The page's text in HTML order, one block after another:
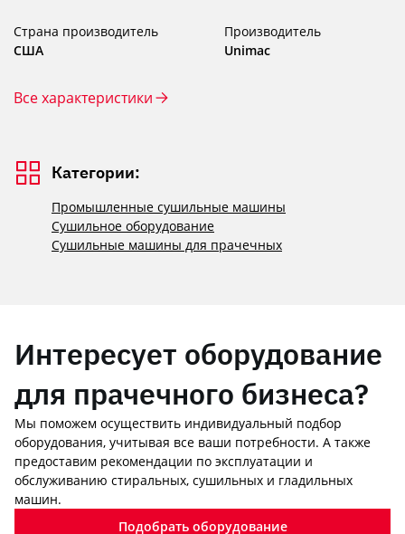
Страна производитель
США
Производитель
Unimac
Все характеристики
Категории:
Промышленные сушильные машины
Сушильное оборудование
Сушильные машины для прачечных
Интересует оборудование
для прачечного бизнеса?
Мы поможем осуществить индивидуальный подбор
оборудования, учитывая все ваши потребности. А также
предоставим рекомендации по эксплуатации и
обслуживанию стиральных, сушильных и гладильных
машин.
Подобрать оборудование